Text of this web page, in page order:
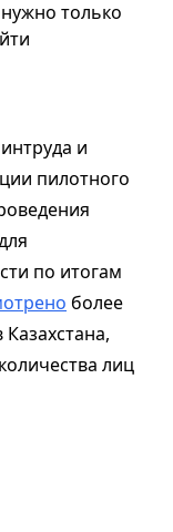
и
пилотного
по итогам
более
лиц